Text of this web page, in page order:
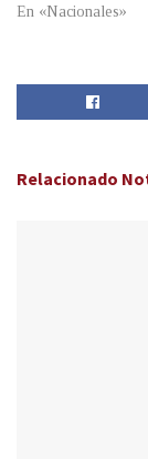
En «Nacionales»
Relacionado